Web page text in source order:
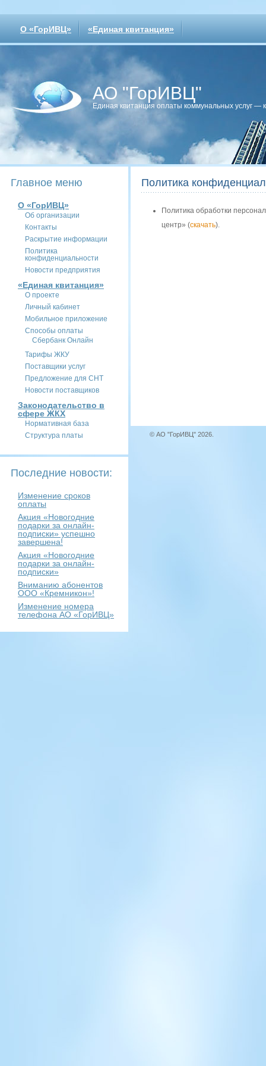
О «ГорИВЦ» «Единая квитанция»
АО "ГорИВЦ"
Единая квитанция оплаты коммунальных услуг —
Главное меню
О «ГорИВЦ»
Об организации
Контакты
Раскрытие информации
Политика
конфиденциальности
Новости предприятия
«Единая квитанция»
О проекте
Личный кабинет
Мобильное приложение
Способы оплаты
Сбербанк Онлайн
Тарифы ЖКУ
Поставщики услуг
Предложение для СНТ
Новости поставщиков
Законодательство в
сфере ЖКХ
Нормативная база
Структура платы
Последние новости:
Изменение сроков
оплаты
Акция «Новогодние
подарки за онлайн-
подписки» успешно
завершена!
Акция «Новогодние
подарки за онлайн-
подписки»
Вниманию абонентов
ООО «Кремникон»!
Изменение номера
телефона АО «ГорИВЦ»
Политика
Политика обработки
центр» (скачать).
© АО "ГорИВЦ" 2026.